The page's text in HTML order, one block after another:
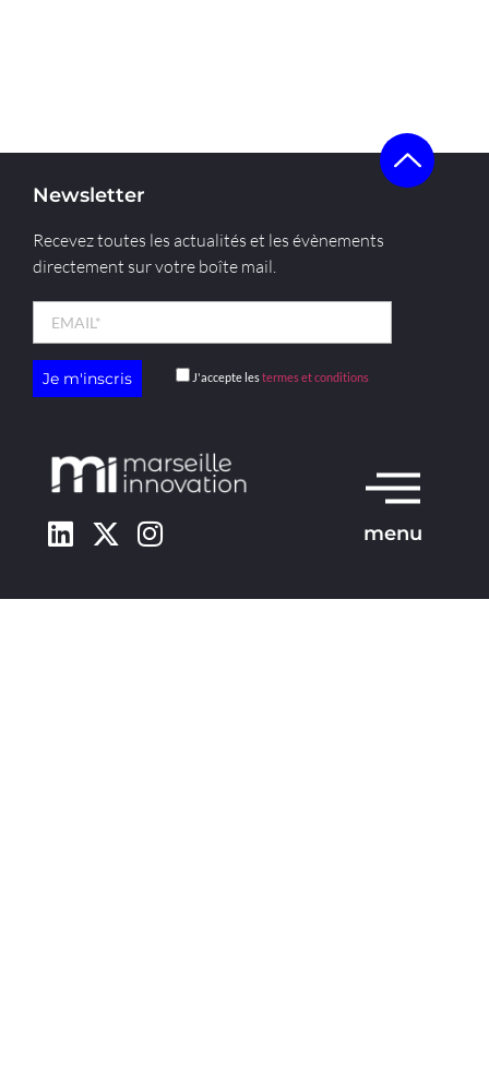
menu
Newsletter
Recevez toutes les actualités et les évènements
directement sur votre boîte mail.
J'accepte lestermes et conditions